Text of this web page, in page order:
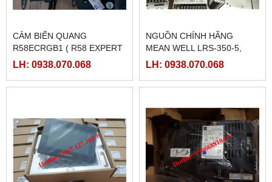
CẢM BIẾN QUANG
R58ECRGB1 ( R58 EXPERT
BANNER)
LH: 0938.070.068
NGUỒN CHÍNH HÃNG
MEAN WELL LRS-350-5,
LRS-350-12, LRS-350-24,
LRS-350-48
LH: 0938.070.068